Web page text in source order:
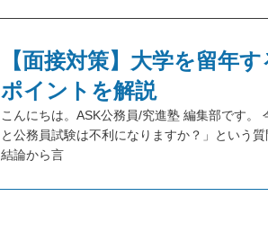
【面接対策】大学を留年
ポイントを解説
こんにちは。ASK公務員/究進塾 編集部です。
と公務員試験は不利になりますか？」という
結論から言